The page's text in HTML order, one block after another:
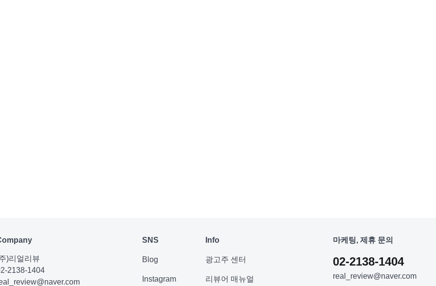
)리얼리뷰
2138-1404
SNS
Blog
Instagram
Info
광고주 센터
리뷰어 매뉴얼
마케팅, 제휴 문의
02-2138-1404
real_review@naver.com